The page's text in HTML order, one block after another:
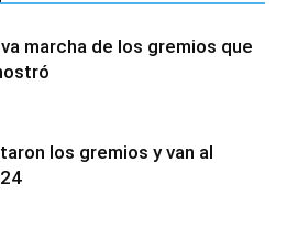
marcha de los gremios que
los gremios y van al